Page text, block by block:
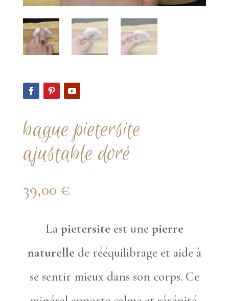
bague pietersite
ajustable doré
39,00 €
La pietersite est une pierre
naturelle de rééquilibrage et aide à
se sentir mieux dans son corps. Ce